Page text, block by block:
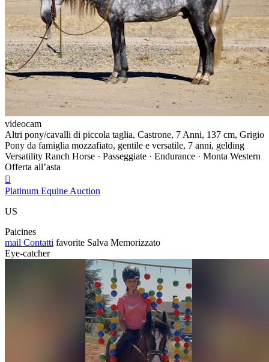
videocam
Altri pony/cavalli di piccola taglia, Castrone, 7 Anni, 137 cm, Grigio
Pony da famiglia mozzafiato, gentile e versatile, 7 anni, gelding
Versatility Ranch Horse · Passeggiate · Endurance · Monta Western
Offerta all’asta

Platinum Equine Auction
US
Paicines
mail Contatti favorite Salva Memorizzato
Eye-catcher